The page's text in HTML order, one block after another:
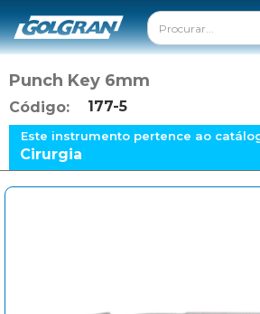
Punch Key 6mm
Código: 177-5
Este instrumento pertence ao
Cirurgia